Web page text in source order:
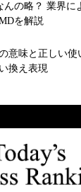
んの略？ 業界
を解説
意味と正しい
換え表現